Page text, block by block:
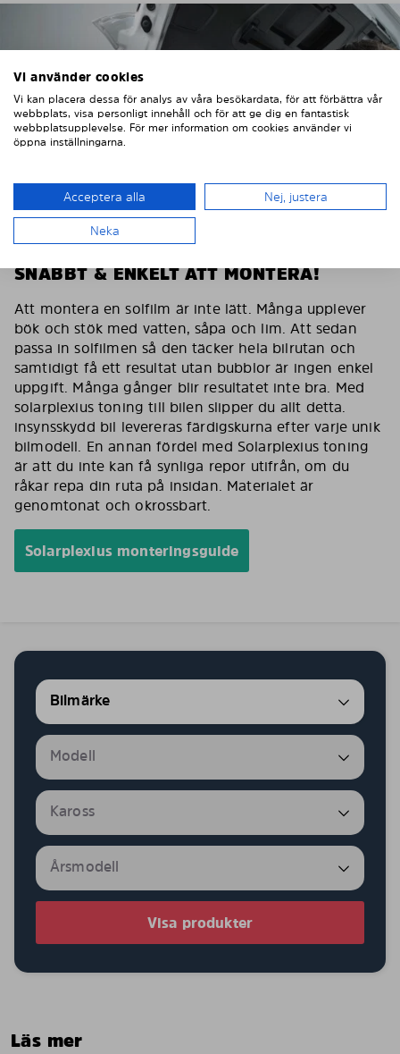
SNABBT & ENKELT ATT MONTERA!
Att montera en solfilm är inte lätt. Många upplever
bök och stök med vatten, såpa och lim. Att sedan
passa in solfilmen så den täcker hela bilrutan och
samtidigt få ett resultat utan bubblor är ingen enkel
uppgift. Många gånger blir resultatet inte bra. Med
solarplexius toning till bilen slipper du allt detta.
insynsskydd bil levereras färdigskurna efter varje unik
bilmodell. En annan fördel med Solarplexius toning
är att du inte kan få synliga repor utifrån, om du
råkar repa din ruta på insidan. Materialet är
genomtonat och okrossbart.
Solarplexius monteringsguide
Visa produkter
Läs mer
Vi använder cookies
Vi kan placera dessa för analys av våra besökardata, för att förbättra vår
webbplats, visa personligt innehåll och för att ge dig en fantastisk
webbplatsupplevelse. För mer information om cookies använder vi
öppna inställningarna.
Acceptera alla Nej, justera
Neka